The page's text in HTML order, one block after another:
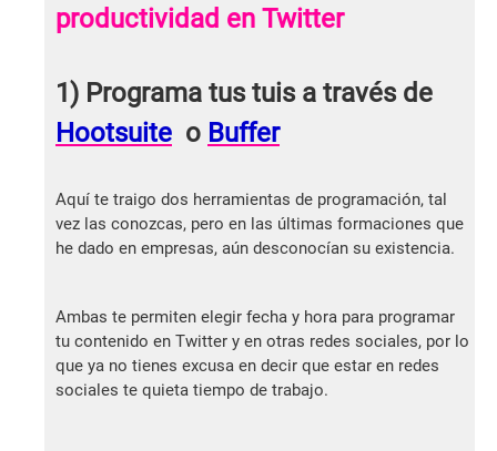
productividad en Twitter
1) Programa tus tuis a través de
Hootsuite o Buffer
Aquí te traigo dos herramientas de programación, tal
vez las conozcas, pero en las últimas formaciones que
he dado en empresas, aún desconocían su existencia.
Ambas te permiten elegir fecha y hora para programar
tu contenido en Twitter y en otras redes sociales, por lo
que ya no tienes excusa en decir que estar en redes
sociales te quieta tiempo de trabajo.